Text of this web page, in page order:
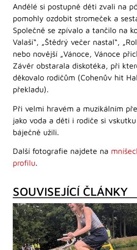
Andělé si postupně děti zvali na
pomohly ozdobit stromeček a
Společně se zpívalo a tančilo na
Valaši“, „Štědrý večer nastal“,
nebo novější „Vánoce, Vánoce
Závěr obstarala diskotéka, při
děkovalo rodičům (Cohenův hit
překladu).
Při velmi hravém a muzikálním
jako voda a děti i rodiče si
báječně užili.
Další fotografie najdete na
profilu.
SOUVISEJÍCÍ ČLÁNKY